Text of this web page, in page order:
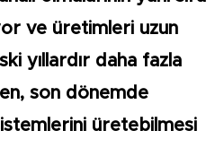
ve üretimleri uzun
yıllardır daha fazla
son dönemde
üretebilmesi